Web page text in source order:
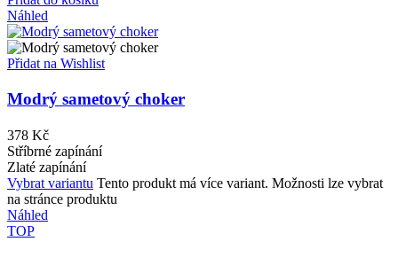
Náhled
Přidat na Wishlist
Modrý sametový choker
378 Kč
Stříbrné zapínání
Zlaté zapínání
Vybrat variantu Tento produkt má více variant. Možnosti lze vybrat
na stránce produktu
Náhled
TOP